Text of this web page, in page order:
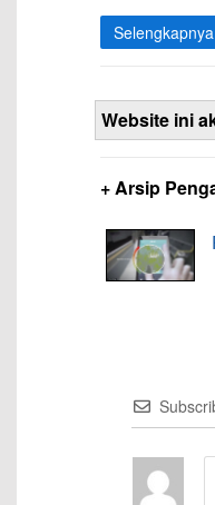
Selengkapnya
Website ini
+ Arsip